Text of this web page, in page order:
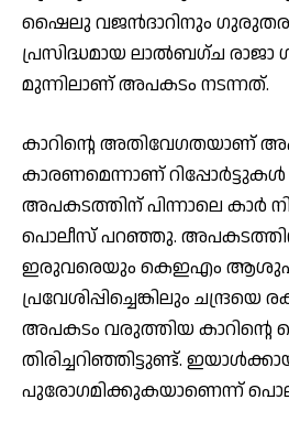
ഷൈലു വജന്‍ദാറിനും
പ്രസിദ്ധമായ ലാല്‍ബഗ്ച
മുന്നിലാണ് അപകടം നടന്നത്.
കാറിന്റെ അതിവേഗതയാണ്
കാരണമെന്നാണ്
അപകടത്തിന് പിന്നാലെ കാര്‍
പൊലീസ് പറഞ്ഞു.
ഇരുവരെയും കെഇഎം
പ്രവേശിപ്പിച്ചെങ്കിലും ചന്ദ്രയെ
അപകടം വരുത്തിയ കാറിന്റെ
തിരിച്ചറിഞ്ഞിട്ടുണ്ട്.
പുരോഗമിക്കുകയാണെന്ന്